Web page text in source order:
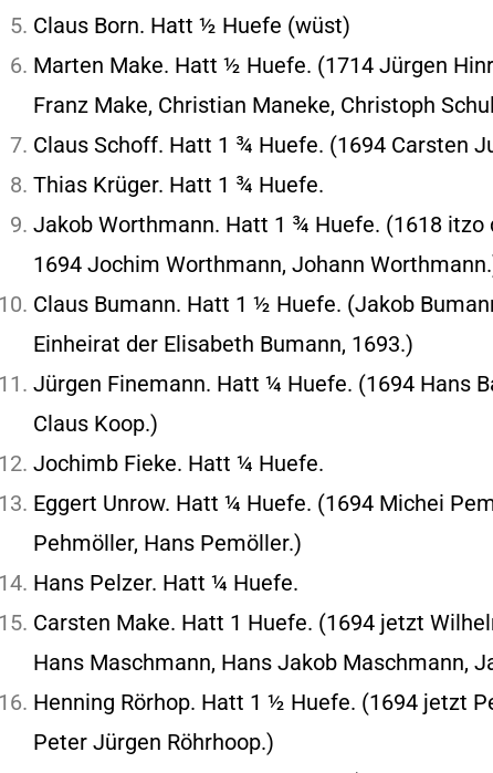
Claus Born. Hatt ½ Huefe (wüst)
Marten Make. Hatt ½ Huefe. (1714 Jürgen
Franz Make, Christian Maneke, Christoph
Claus Schoff. Hatt 1 ¾ Huefe. (1694 Carsten
Thias Krüger. Hatt 1 ¾ Huefe.
Jakob Worthmann. Hatt 1 ¾ Huefe. (1618 itzo
1694 Jochim Worthmann, Johann
Claus Bumann. Hatt 1 ½ Huefe. (Jakob
Einheirat der Elisabeth Bumann, 1693.)
Jürgen Finemann. Hatt ¼ Huefe. (1694 Hans
Claus Koop.)
Jochimb Fieke. Hatt ¼ Huefe.
Eggert Unrow. Hatt ¼ Huefe. (1694 Michei
Pehmöller, Hans Pemöller.)
Hans Pelzer. Hatt ¼ Huefe.
Carsten Make. Hatt 1 Huefe. (1694 jetzt
Hans Maschmann, Hans Jakob Maschmann,
Henning Rörhop. Hatt 1 ½ Huefe. (1694 jetzt
Peter Jürgen Röhrhoop.)